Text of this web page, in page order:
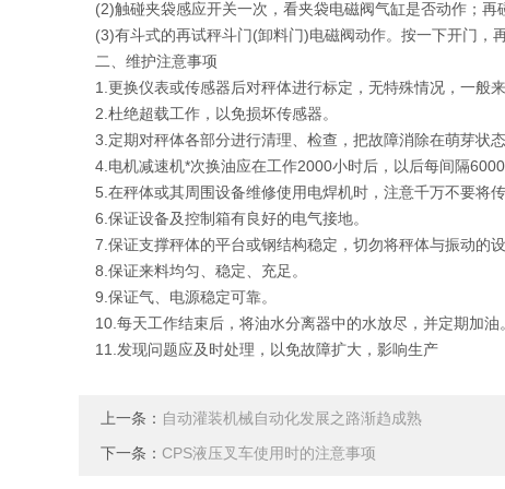
(2)触碰夹袋感应开关一次，看夹袋电磁阀气缸是否动作；再
(3)有斗式的再试秤斗门(卸料门)电磁阀动作。按一下开门，
二、维护注意事项
1.更换仪表或传感器后对秤体进行标定，无特殊情况，一般来
2.杜绝超载工作，以免损坏传感器。
3.定期对秤体各部分进行清理、检查，把故障消除在萌芽状态
4.电机减速机*次换油应在工作2000小时后，以后每间隔6000
5.在秤体或其周围设备维修使用电焊机时，注意千万不要将
6.保证设备及控制箱有良好的电气接地。
7.保证支撑秤体的平台或钢结构稳定，切勿将秤体与振动的设
8.保证来料均匀、稳定、充足。
9.保证气、电源稳定可靠。
10.每天工作结束后，将油水分离器中的水放尽，并定期加油。
11.发现问题应及时处理，以免故障扩大，影响生产
上一条： 自动灌装机械自动化发展之路渐趋成熟
下一条： CPS液压叉车使用时的注意事项